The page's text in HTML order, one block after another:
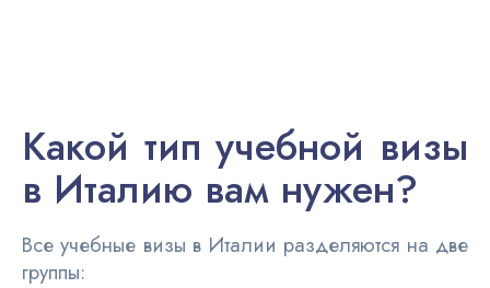
Какой тип учебной визы
в Италию вам нужен?
Все учебные визы в Италии разделяются на две
группы: